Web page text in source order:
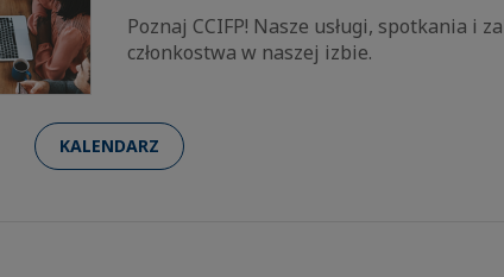
Poznaj CCIFP! Nasze usługi, spotkania i
członkostwa w naszej izbie.
KALENDARZ